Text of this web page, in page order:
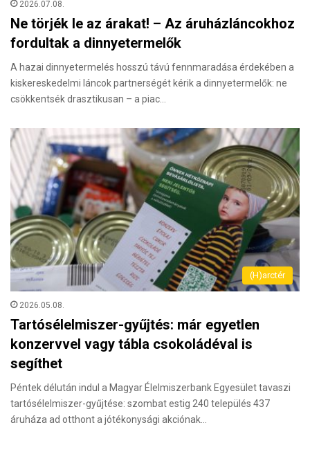
2026.07.08.
Ne törjék le az árakat! – Az áruházláncokhoz
fordultak a dinnyetermelők
A hazai dinnyetermelés hosszú távú fennmaradása érdekében a
kiskereskedelmi láncok partnerségét kérik a dinnyetermelők: ne
csökkentsék drasztikusan – a piac…
(H)arctér
2026.05.08.
Tartósélelmiszer-gyűjtés: már egyetlen
konzervvel vagy tábla csokoládéval is
segíthet
Péntek délután indul a Magyar Élelmiszerbank Egyesület tavaszi
tartósélelmiszer-gyűjtése: szombat estig 240 település 437
áruháza ad otthont a jótékonysági akciónak…